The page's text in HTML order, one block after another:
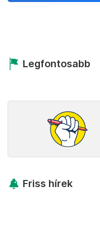
Legfontosabb
Friss hírek